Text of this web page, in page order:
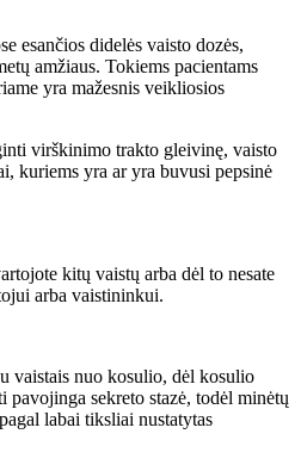
esančios didelės vaisto dozės,
amžiaus. Tokiems pacientams
yra mažesnis veikliosios
virškinimo trakto gleivinę, vaisto
kuriems yra ar yra buvusi pepsinė
kitų vaistų arba dėl to nesate
arba vaistininkui.
vaistais nuo kosulio, dėl kosulio
pavojinga sekreto stazė, todėl minėtų
labai tiksliai nustatytas